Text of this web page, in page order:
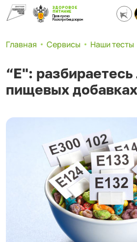
ЗДОРОВОЕ
ПИТАНИЕ
Проверено
Роспотребнадзором
Главная Сервисы Наши тесты
“Е":
пищевых добавках